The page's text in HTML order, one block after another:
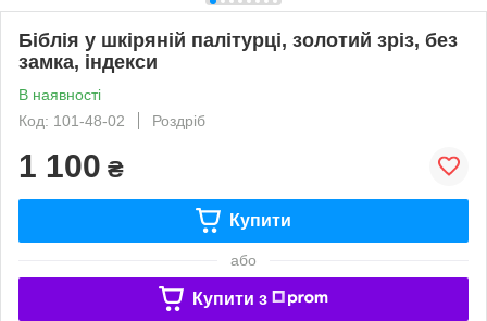
Біблія у шкіряній палітурці, золотий зріз, без
замка, індекси
В наявності
Код: 101-48-02
Роздріб
1 100 ₴
Купити
або
Купити з